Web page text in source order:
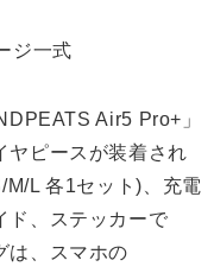
Air5 Pro+」
ヤピースが装着され
L 各1セット)、充電
ド、ステッカーで
は、スマホの